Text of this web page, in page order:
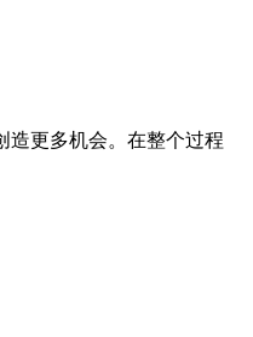
造更多机会。在整个过程